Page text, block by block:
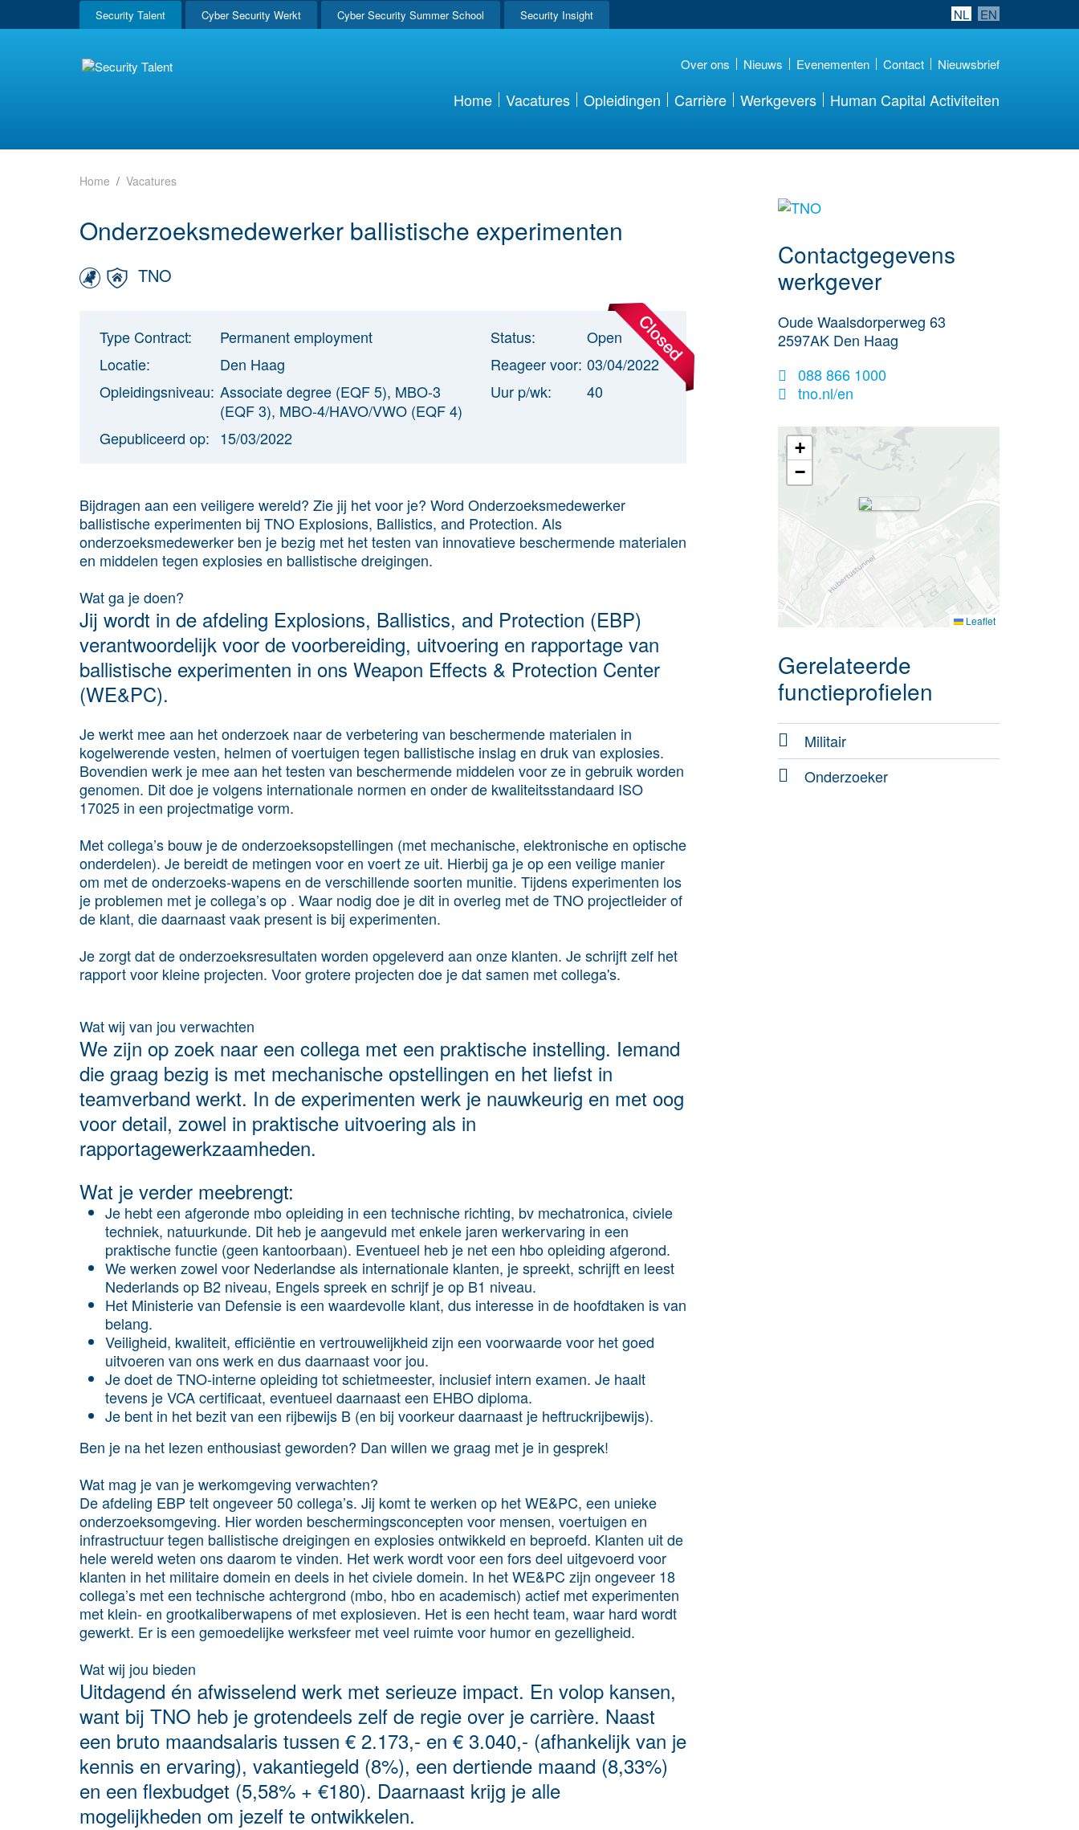
Security Talent Cyber Security Werkt Cyber Security Summer School Security Insight NL EN
Over ons Nieuws Evenementen Contact Nieuwsbrief
Home Vacatures Opleidingen Carrière Werkgevers Human Capital Activiteiten
Home Vacatures
Onderzoeksmedewerker ballistische experimenten
TNO
Type Contract:
Permanent employment
Locatie:
Den Haag
Opleidingsniveau: Associate degree (EQF 5), MBO-3
(EQF 3), MBO-4/HAVO/VWO (EQF 4)
Gepubliceerd op: 15/03/2022
Status:
Open
Reageer voor: 03/04/2022
Uur p/wk:
40
Bijdragen aan een veiligere wereld? Zie jij het voor je? Word Onderzoeksmedewerker
ballistische experimenten bij TNO Explosions, Ballistics, and Protection. Als
onderzoeksmedewerker ben je bezig met het testen van innovatieve beschermende materialen
en middelen tegen explosies en ballistische dreigingen.
Wat ga je doen?
Jij wordt in de afdeling Explosions, Ballistics, and Protection (EBP)
verantwoordelijk voor de voorbereiding, uitvoering en rapportage van
ballistische experimenten in ons Weapon Effects & Protection Center
(WE&PC).
Je werkt mee aan het onderzoek naar de verbetering van beschermende materialen in
kogelwerende vesten, helmen of voertuigen tegen ballistische inslag en druk van explosies.
Bovendien werk je mee aan het testen van beschermende middelen voor ze in gebruik worden
genomen. Dit doe je volgens internationale normen en onder de kwaliteitsstandaard ISO
17025 in een projectmatige vorm.
Met collega’s bouw je de onderzoeksopstellingen (met mechanische, elektronische en optische
onderdelen). Je bereidt de metingen voor en voert ze uit. Hierbij ga je op een veilige manier
om met de onderzoeks-wapens en de verschillende soorten munitie. Tijdens experimenten los
je problemen met je collega’s op . Waar nodig doe je dit in overleg met de TNO projectleider of
de klant, die daarnaast vaak present is bij experimenten.
Je zorgt dat de onderzoeksresultaten worden opgeleverd aan onze klanten. Je schrijft zelf het
rapport voor kleine projecten. Voor grotere projecten doe je dat samen met collega's.
Wat wij van jou verwachten
We zijn op zoek naar een collega met een praktische instelling. Iemand
die graag bezig is met mechanische opstellingen en het liefst in
teamverband werkt. In de experimenten werk je nauwkeurig en met oog
voor detail, zowel in praktische uitvoering als in
rapportagewerkzaamheden.
Wat je verder meebrengt:
Je hebt een afgeronde mbo opleiding in een technische richting, bv mechatronica, civiele
techniek, natuurkunde. Dit heb je aangevuld met enkele jaren werkervaring in een
praktische functie (geen kantoorbaan). Eventueel heb je net een hbo opleiding afgerond.
We werken zowel voor Nederlandse als internationale klanten, je spreekt, schrijft en leest
Nederlands op B2 niveau, Engels spreek en schrijf je op B1 niveau.
Het Ministerie van Defensie is een waardevolle klant, dus interesse in de hoofdtaken is van
belang.
Veiligheid, kwaliteit, efficiëntie en vertrouwelijkheid zijn een voorwaarde voor het goed
uitvoeren van ons werk en dus daarnaast voor jou.
Je doet de TNO-interne opleiding tot schietmeester, inclusief intern examen. Je haalt
tevens je VCA certificaat, eventueel daarnaast een EHBO diploma.
Je bent in het bezit van een rijbewijs B (en bij voorkeur daarnaast je heftruckrijbewijs).
Ben je na het lezen enthousiast geworden? Dan willen we graag met je in gesprek!
Wat mag je van je werkomgeving verwachten?
De afdeling EBP telt ongeveer 50 collega’s. Jij komt te werken op het WE&PC, een unieke
onderzoeksomgeving. Hier worden beschermingsconcepten voor mensen, voertuigen en
infrastructuur tegen ballistische dreigingen en explosies ontwikkeld en beproefd. Klanten uit de
hele wereld weten ons daarom te vinden. Het werk wordt voor een fors deel uitgevoerd voor
klanten in het militaire domein en deels in het civiele domein. In het WE&PC zijn ongeveer 18
collega’s met een technische achtergrond (mbo, hbo en academisch) actief met experimenten
met klein- en grootkaliberwapens of met explosieven. Het is een hecht team, waar hard wordt
gewerkt. Er is een gemoedelijke werksfeer met veel ruimte voor humor en gezelligheid.
Wat wij jou bieden
Uitdagend én afwisselend werk met serieuze impact. En volop kansen,
want bij TNO heb je grotendeels zelf de regie over je carrière. Naast
een bruto maandsalaris tussen € 2.173,- en € 3.040,- (afhankelijk van je
kennis en ervaring), vakantiegeld (8%), een dertiende maand (8,33%)
en een flexbudget (5,58% + €180). Daarnaast krijg je alle
mogelijkheden om jezelf te ontwikkelen.
Meer werkgever
Contactgegevens
werkgever
Oude Waalsdorperweg 63
2597AK Den Haag
088 866 1000
tno.nl/en
+
−
Leaflet
Gerelateerde
functieprofielen
Militair
Onderzoeker